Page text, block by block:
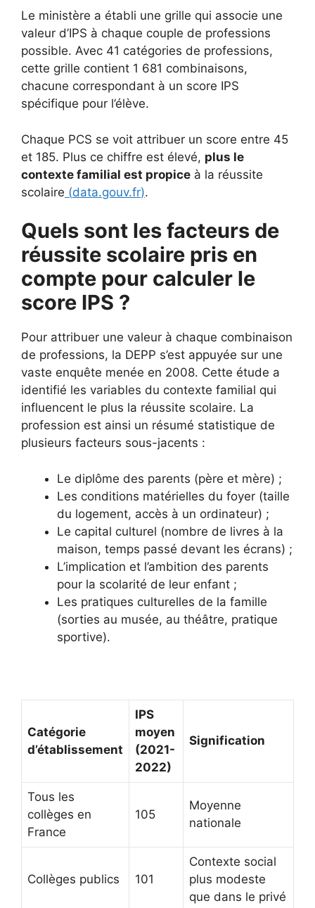
Le ministère a établi une grille qui associe une
valeur d’IPS à chaque couple de professions
possible. Avec 41 catégories de professions,
cette grille contient 1 681 combinaisons,
chacune correspondant à un score IPS
spécifique pour l’élève.
Chaque PCS se voit attribuer un score entre 45
et 185. Plus ce chiffre est élevé, plus le
contexte familial est propice à la réussite
scolaire (data.gouv.fr).
Quels sont les facteurs de
réussite scolaire pris en
compte pour calculer le
score IPS ?
Pour attribuer une valeur à chaque combinaison
de professions, la DEPP s’est appuyée sur une
vaste enquête menée en 2008. Cette étude a
identifié les variables du contexte familial qui
influencent le plus la réussite scolaire. La
profession est ainsi un résumé statistique de
plusieurs facteurs sous-jacents :
Le diplôme des parents (père et mère) ;
Les conditions matérielles du foyer (taille
du logement, accès à un ordinateur) ;
Le capital culturel (nombre de livres à la
maison, temps passé devant les écrans) ;
L’implication et l’ambition des parents
pour la scolarité de leur enfant ;
Les pratiques culturelles de la famille
(sorties au musée, au théâtre, pratique
sportive).
Catégorie
d’établissement
IPS
moyen
(2021-
2022)
Signification
Tous les
collèges en
France
105
Moyenne
nationale
Collèges publics 101
Contexte social
plus modeste
que dans le privé